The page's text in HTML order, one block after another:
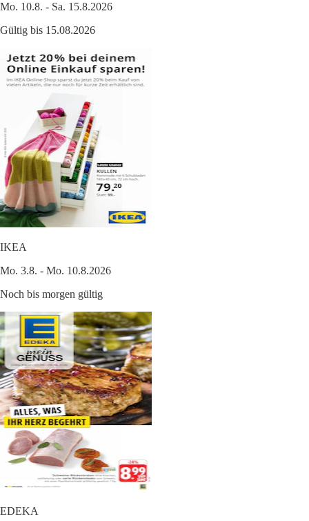
Mo. 10.8. - Sa. 15.8.2026
Gültig bis 15.08.2026
IKEA
Mo. 3.8. - Mo. 10.8.2026
Noch bis morgen gültig
EDEKA